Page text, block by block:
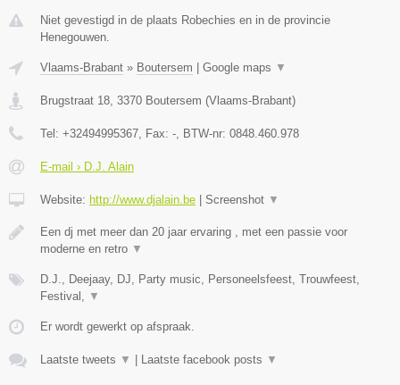
Niet gevestigd in de plaats Robechies en in de provincie
Henegouwen.
Vlaams-Brabant » Boutersem Google maps ▼
Brugstraat 18, 3370 Boutersem (Vlaams-Brabant)
Tel: +32494995367, Fax: -, BTW-nr: 0848.460.978
E-mail › D.J. Alain
Website: http://www.djalain.be Screenshot ▼
Een dj met meer dan 20 jaar ervaring , met een passie voor
moderne en retro ▼
D.J., Deejaay, DJ, Party music, Personeelsfeest, Trouwfeest,
Festival, ▼
Er wordt gewerkt op afspraak.
Laatste tweets ▼ Laatste facebook posts ▼